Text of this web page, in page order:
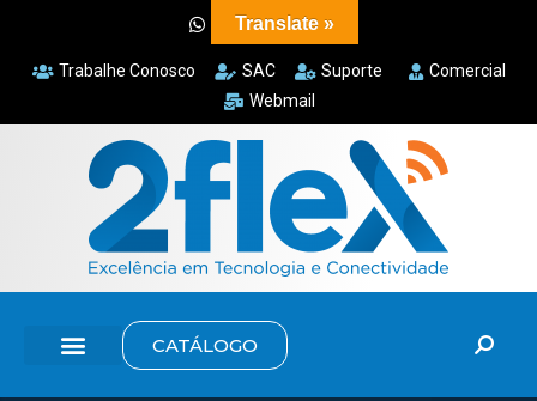
Trabalhe Conosco SAC Suporte
Comercial
Webmail
CATÁLOGO
Translate »